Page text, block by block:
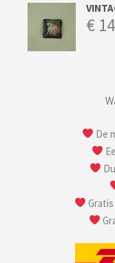
€
De